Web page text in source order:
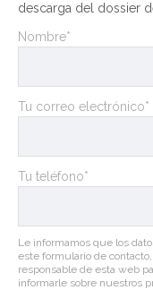
descarga del dossier
Nombre*
Tu correo electrónico*
Tu teléfono*
Le informamos que los
este formulario de
responsable de esta web
informarle sobre nuestros